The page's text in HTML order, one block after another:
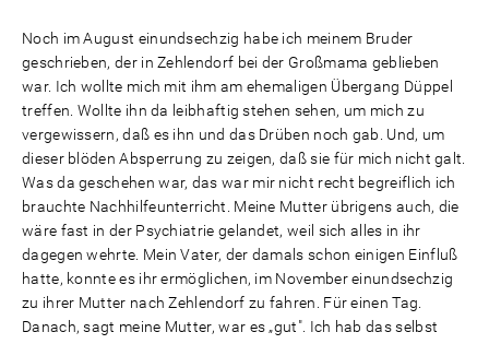
Noch im August einundsechzig habe ich meinem Bruder
geschrieben, der in Zehlendorf bei der Großmama geblieben
war. Ich wollte mich mit ihm am ehemaligen Übergang Düppel
treffen. Wollte ihn da leibhaftig stehen sehen, um mich zu
vergewissern, daß es ihn und das Drüben noch gab. Und, um
dieser blöden Absperrung zu zeigen, daß sie für mich nicht galt.
Was da geschehen war, das war mir nicht recht begreiflich ich
brauchte Nachhilfeunterricht. Meine Mutter übrigens auch, die
wäre fast in der Psychiatrie gelandet, weil sich alles in ihr
dagegen wehrte. Mein Vater, der damals schon einigen Einfluß
hatte, konnte es ihr ermöglichen, im November einundsechzig
zu ihrer Mutter nach Zehlendorf zu fahren. Für einen Tag.
Danach, sagt meine Mutter, war es „gut". Ich hab das selbst